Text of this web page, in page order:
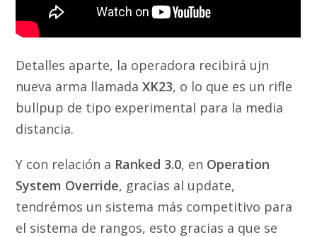
Detalles aparte, la operadora recibirá ujn
nueva arma llamadaXK23, o lo que es un rifle
bullpup de tipo experimental para la media
distancia.
Y con relación a Ranked 3.0, en Operation
System Override, gracias al update,
tendrémos un sistema más competitivo para
el sistema de rangos, esto gracias a que se